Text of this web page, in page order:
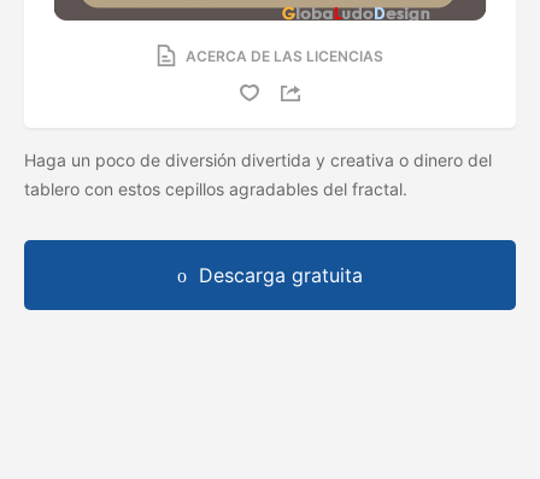
ACERCA DE LAS LICENCIAS
Haga un poco de diversión divertida y creativa o dinero del
tablero con estos cepillos agradables del fractal.
Descarga gratuita